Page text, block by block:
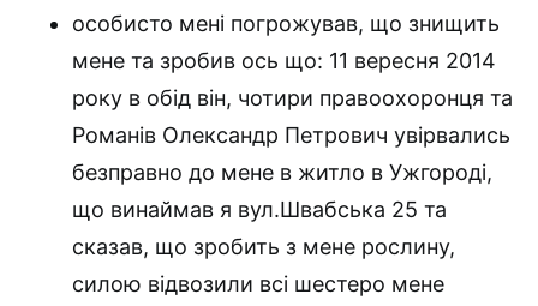
особисто мені погрожував, що знищить
мене та зробив ось що: 11 вересня 2014
року в обід він, чотири правоохоронця та
Романів Олександр Петрович увірвались
безправно до мене в житло в Ужгороді,
що винаймав я вул.Швабська 25 та
сказав, що зробить з мене рослину,
силою відвозили всі шестеро мене